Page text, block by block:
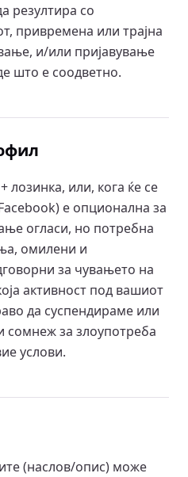
резултира со
привремена или трајна
и/или пријавување
што е соодветно.
лозинка, или, кога ќе се
е опционална за
огласи, но потребна
омилени и
за чувањето на
активност под вашиот
да суспендираме или
за злоупотреба
услови.
(наслов/опис) може